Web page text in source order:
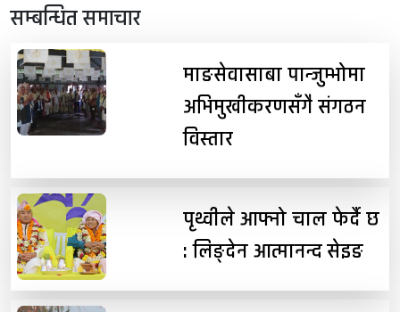
सम्बन्धित समाचार
माङसेवासाबा पान्जुम्भोमा
अभिमुखीकरणसँगै संगठन
विस्तार
पृथ्वीले आफ्नो चाल फेर्दै छ
: लिङ्देन आत्मानन्द सेइङ